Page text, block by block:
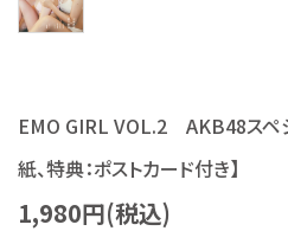
ご利用ガイド
お問い合わせ
EMO GIRL VOL.2 AKB48スペ
紙、特典：ポストカード付き】
1,980円(税込)